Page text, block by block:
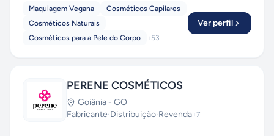
Maquiagem Vegana
Cosméticos Capilares
Cosméticos Naturais
Cosméticos para a Pele do Corpo
+53
Ver perfil
PERENE COSMÉTICOS
Goiânia - GO
Fabricante·Distribuição·Revenda+7